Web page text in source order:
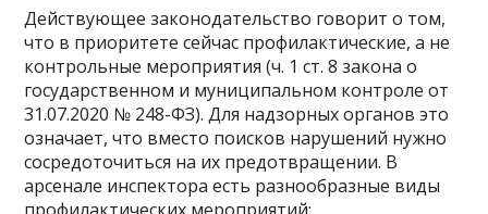
Действующее законодательство говорит о том,
что в приоритете сейчас профилактические, а не
контрольные мероприятия (ч. 1 ст. 8 закона о
государственном и муниципальном контроле от
31.07.2020 № 248-ФЗ). Для надзорных органов это
означает, что вместо поисков нарушений нужно
сосредоточиться на их предотвращении. В
арсенале инспектора есть разнообразные виды